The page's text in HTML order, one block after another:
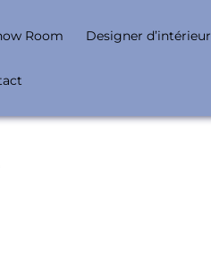
Room Designer d’intérieur